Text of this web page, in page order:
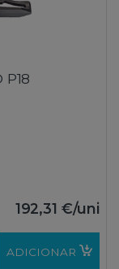
192,31 €/uni
ADICIONAR